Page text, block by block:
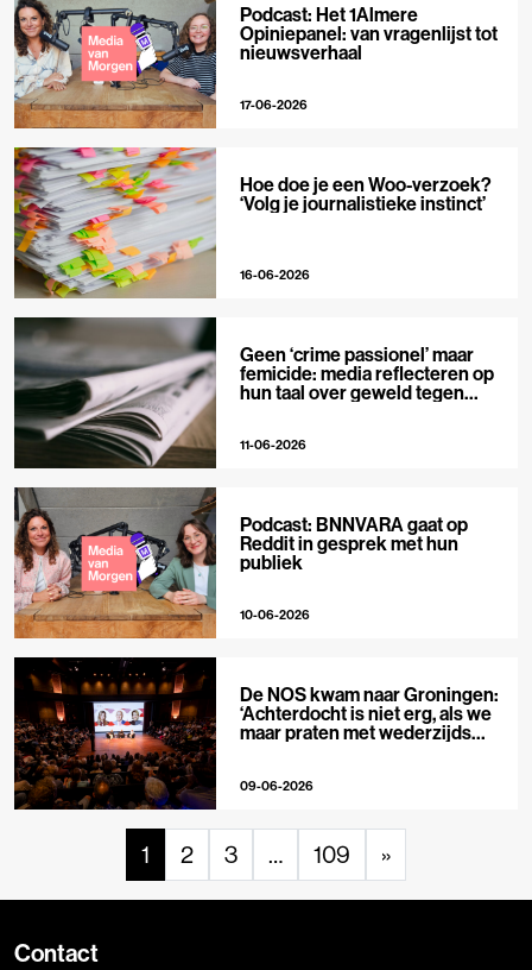
Podcast: Het 1Almere
Opiniepanel: van vragenlijst tot
nieuwsverhaal
17-06-2026
Hoe doe je een Woo-verzoek?
‘Volg je journalistieke instinct’
16-06-2026
Geen ‘crime passionel’ maar
femicide: media reflecteren op
hun taal over geweld tegen
11-06-2026
Podcast: BNNVARA gaat op
Reddit in gesprek met hun
publiek
10-06-2026
De NOS kwam naar Groningen:
‘Achterdocht is niet erg, als we
maar praten met wederzijds
09-06-2026
1 2 3 … 109 »
Contact